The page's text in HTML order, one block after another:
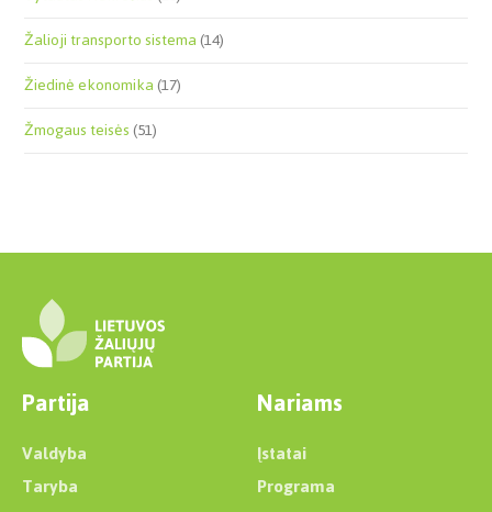
Žalioji transporto sistema(14)
Žiedinė ekonomika(17)
Žmogaus teisės(51)
Partija
Valdyba
Taryba
Nariams
Įstatai
Programa